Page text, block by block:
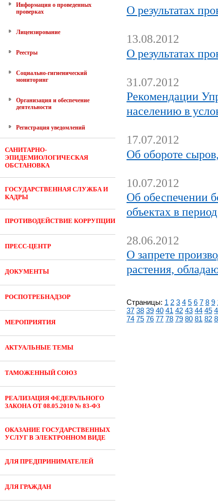
Информация о проведенных
проверках
Лицензирование
Реестры
Социально-гигиенический
мониторинг
Организация и обеспечение
деятельности
Регистрация уведомлений
САНИТАРНО-
ЭПИДЕМИОЛОГИЧЕСКАЯ
ОБСТАНОВКА
ГОСУДАРСТВЕННАЯ СЛУЖБА И
КАДРЫ
ПРОТИВОДЕЙСТВИЕ КОРРУПЦИИ
ПРЕСС-ЦЕНТР
ДОКУМЕНТЫ
РОСПОТРЕБНАДЗОР
МЕРОПРИЯТИЯ
АКТУАЛЬНЫЕ ТЕМЫ
ТАМОЖЕННЫЙ СОЮЗ
РЕАЛИЗАЦИЯ ФЕДЕРАЛЬНОГО
ЗАКОНА ОТ 08.05.2010 № 83-ФЗ
ОКАЗАНИЕ ГОСУДАРСТВЕННЫХ
УСЛУГ В ЭЛЕКТРОННОМ ВИДЕ
ДЛЯ ПРЕДПРИНИМАТЕЛЕЙ
ДЛЯ ГРАЖДАН
О результатах
13.08.2012
О результатах
31.07.2012
Рекомендации
населению в
17.07.2012
Об обороте
10.07.2012
Об обеспечении
объектах в
28.06.2012
О запрете
растения,
Страницы: 1 2 3 4 5 6 7 8 9
37 38 39 40 41 42 43 44 45
74 75 76 77 78 79 80 81 82